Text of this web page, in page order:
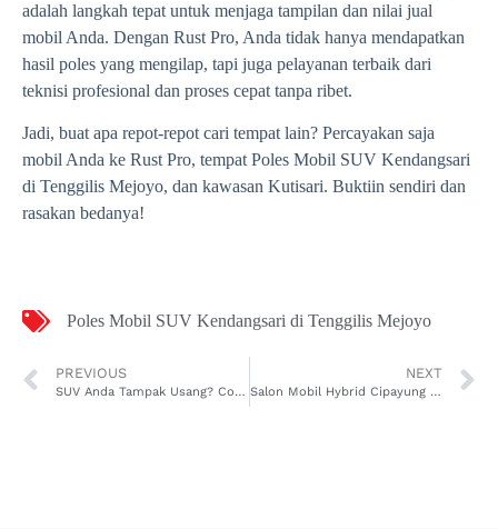
adalah langkah tepat untuk menjaga tampilan dan nilai jual
mobil Anda. Dengan Rust Pro, Anda tidak hanya mendapatkan
hasil poles yang mengilap, tapi juga pelayanan terbaik dari
teknisi profesional dan proses cepat tanpa ribet.
Jadi, buat apa repot-repot cari tempat lain? Percayakan saja
mobil Anda ke Rust Pro, tempat Poles Mobil SUV Kendangsari
di Tenggilis Mejoyo, dan kawasan Kutisari. Buktiin sendiri dan
rasakan bedanya!
Poles Mobil SUV Kendangsari di Tenggilis Mejoyo
PREVIOUS
SUV Anda Tampak Usang? Coba Layanan Poles Mobil SUV Morokrembangan di Krembangan yang Lagi Viral Ini!
NEXT
Salon Mobil Hybrid Cipayung di Ciputat Ini Bikin Mobil Kinclong Maksimal Hanya Dalam 2 Jam, Serius Bisa!